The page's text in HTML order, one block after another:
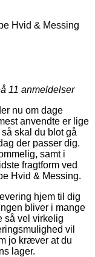
Hvid & Messing
11 anmeldelser
nu om dage
anvendte er lige
skal du blot gå
der passer dig.
samt i
fragtform ved
Hvid & Messing.
hjem til dig
bliver i mange
så vel virkelig
vil
jo kræver at du
lager.